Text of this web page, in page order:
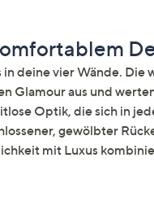
deine vier Wände. Die
Glamour aus und
Optik, die sich in
gewölbter
mit Luxus